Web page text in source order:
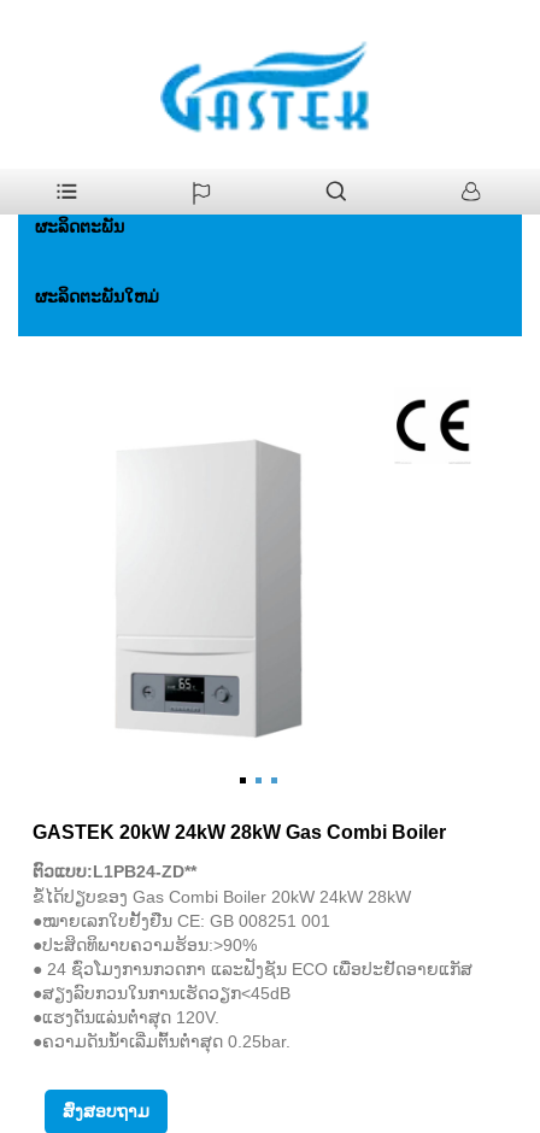
Boiler ອາຍແກັສທຳມະດາ
ຜະລິດຕະພັນ
ຜະລິດຕະພັນໃຫມ່
GASTEK 20kW 24kW 28kW Gas Combi Boiler
ຕົວແບບ:L1PB24-ZD**
ຂໍ້ໄດ້ປຽບຂອງ Gas Combi Boiler 20kW 24kW 28kW
●ໝາຍເລກໃບຢັ້ງຢືນ CE: GB 008251 001
●ປະສິດທິພາບຄວາມຮ້ອນ:>90%
● 24 ຊົ່ວໂມງການກວດກາ ແລະຟັງຊັນ ECO ເພື່ອປະຢັດອາຍແກັສ
●ສຽງລົບກວນໃນການເຮັດວຽກ<45dB
●ແຮງດັນແລ່ນຕໍ່າສຸດ 120V.
●ຄວາມດັນນໍ້າເລີ່ມຕົ້ນຕໍ່າສຸດ 0.25bar.
ສົ່ງສອບຖາມ